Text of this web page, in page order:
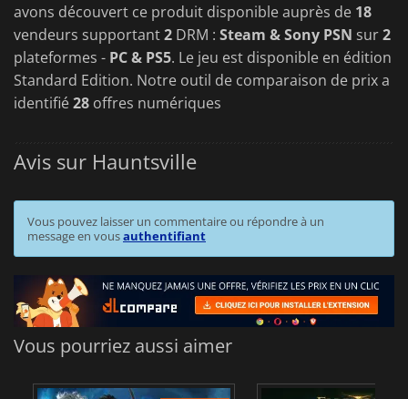
avons découvert ce produit disponible auprès de 18
vendeurs supportant2 DRM : Steam & Sony PSN sur2
plateformes - PC & PS5. Le jeu est disponible en édition
Standard Edition. Notre outil de comparaison de prix a
identifié28 offres numériques
Avis sur Hauntsville
Vous pouvez laisser un commentaire ou répondre à un
message en vousauthentifiant
Vous pourriez aussi aimer